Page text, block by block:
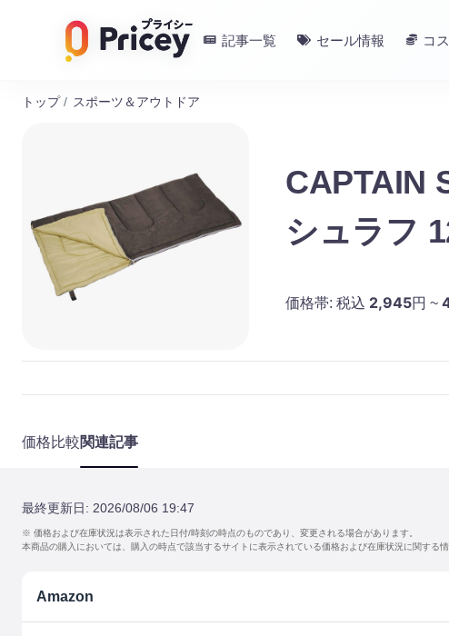
記事一覧 セール情報 コ
トップ / スポーツ＆アウトドア
CAPTAIN
シュラフ
価格帯: 税込 2,945円 ~
価格比較関連記事
最終更新日: 2026/08/06 19:47
※ 価格および在庫状況は表示された日付/時刻の時点のものであり、変更される場合があります。
本商品の購入においては、購入の時点で該当するサイトに表示されている価格および在庫状況に関する情
Amazon